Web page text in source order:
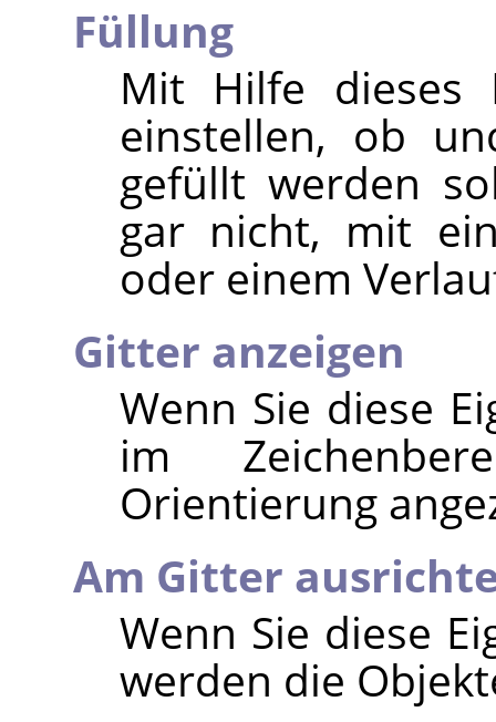
Füllung
Mit Hilfe dieses
einstellen, ob
gefüllt werden
gar nicht, mit
oder einem
Gitter anzeigen
Wenn Sie diese
im
Orientierung
Am Gitter
Wenn Sie diese
werden die